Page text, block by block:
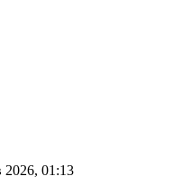
2026, 01:13